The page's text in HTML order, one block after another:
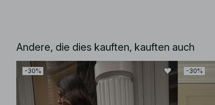
Andere, die dies kauften, kauften auch
-30% -30%